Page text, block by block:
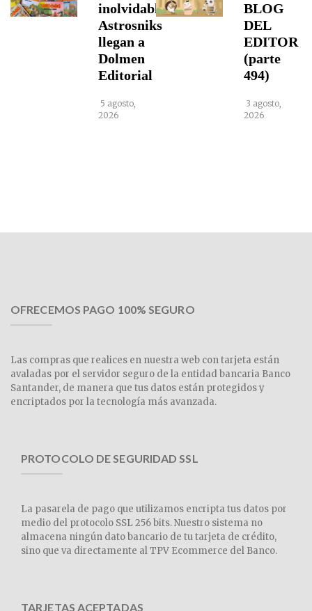
inolvidables
Astrosniks
llegan a
Dolmen
Editorial
5 agosto,
2026
BLOG
DEL
EDITOR
(parte
494)
3 agosto,
2026
OFRECEMOS PAGO 100% SEGURO
Las compras que realices en nuestra web con tarjeta están
avaladas por el servidor seguro de la entidad bancaria Banco
Santander, de manera que tus datos están protegidos y
encriptados por la tecnología más avanzada.
PROTOCOLO DE SEGURIDAD SSL
La pasarela de pago que utilizamos encripta tus datos por
medio del protocolo SSL 256 bits. Nuestro sistema no
almacena ningún dato bancario de tu tarjeta de crédito,
sino que va directamente al TPV Ecommerce del Banco.
TARJETAS ACEPTADAS